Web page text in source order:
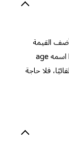
القيمة
يُنشئ متغيرًا اسمه age
فلا حاجة